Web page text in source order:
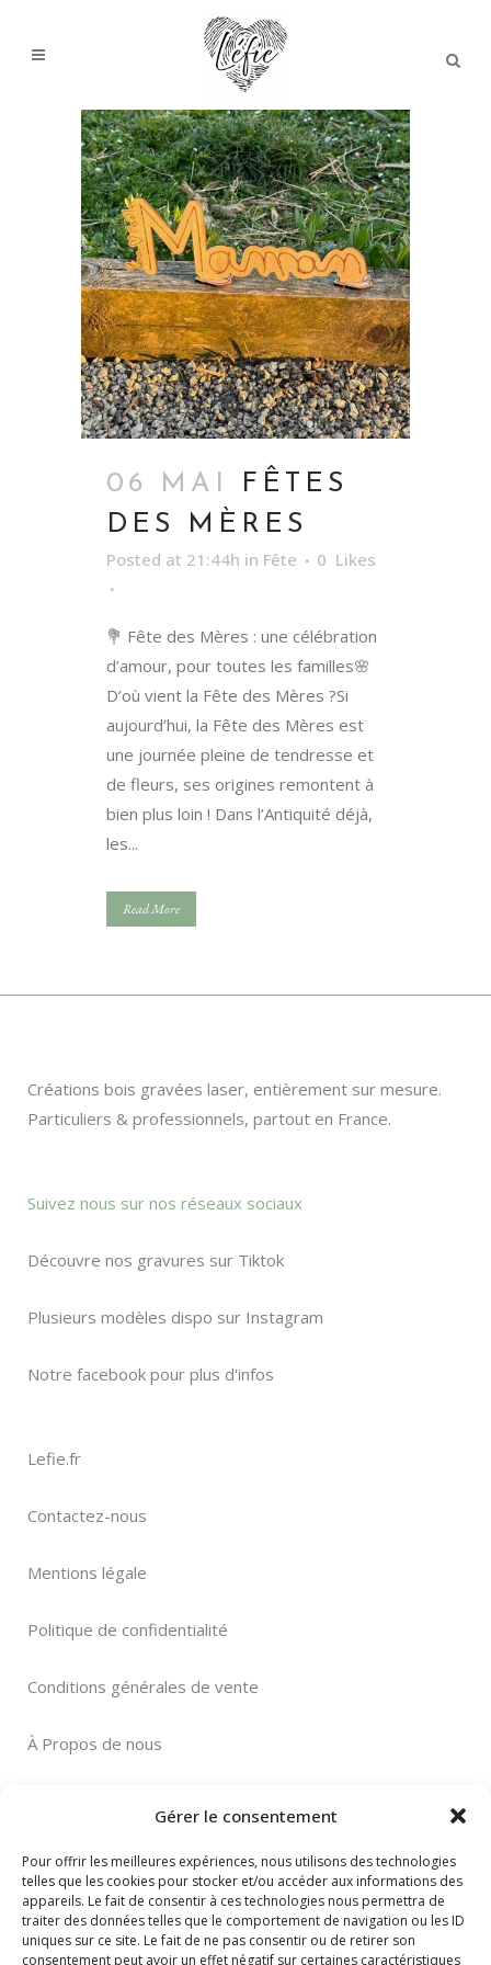
Gérer le consentement
Pour offrir les meilleures expériences, nous utilisons des technologies
telles que les cookies pour stocker et/ou accéder aux informations des
appareils. Le fait de consentir à ces technologies nous permettra de
traiter des données telles que le comportement de navigation ou les ID
uniques sur ce site. Le fait de ne pas consentir ou de retirer son
consentement peut avoir un effet négatif sur certaines caractéristiques
06 MAI
FÊTES
DES MÈRES
Posted at 21:44h in Fête 0 Likes
💐 Fête des Mères : une célébration
d’amour, pour toutes les familles🌸
D’où vient la Fête des Mères ?Si
aujourd’hui, la Fête des Mères est
une journée pleine de tendresse et
de fleurs, ses origines remontent à
bien plus loin ! Dans l’Antiquité déjà,
les...
Read More
Créations bois gravées laser, entièrement sur mesure.
Particuliers & professionnels, partout en France.
Suivez nous sur nos réseaux sociaux
Découvre nos gravures sur Tiktok
Plusieurs modèles dispo sur Instagram
Notre facebook pour plus d'infos
Lefie.fr
Contactez-nous
Mentions légale
Politique de confidentialité
Conditions générales de vente
À Propos de nous
Paiement sécurisé